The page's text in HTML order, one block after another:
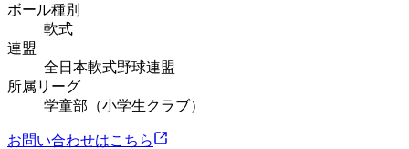
ボール種別
軟式
連盟
全日本軟式野球連盟
所属リーグ
学童部（小学生クラブ）
お問い合わせはこちら